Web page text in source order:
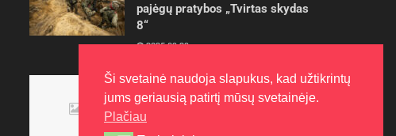
pajėgų pratybos „Tvirtas skydas
8“
2025-09-29
Panevėžietės tarptautinėje
programoje siekia aukso
2015-10-30
Ši svetainė naudoja slapukus, kad užtikrintų
jums geriausią patirtį mūsų svetainėje.
Plačiau